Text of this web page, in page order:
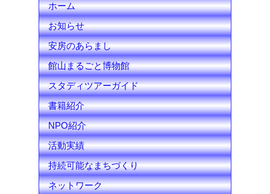
a
n
n
e
l
ホーム
お知らせ
安房のあらまし
館山まるごと博物館
スタディツアーガイド
書籍紹介
NPO紹介
活動実績
持続可能なまちづくり
ネットワーク